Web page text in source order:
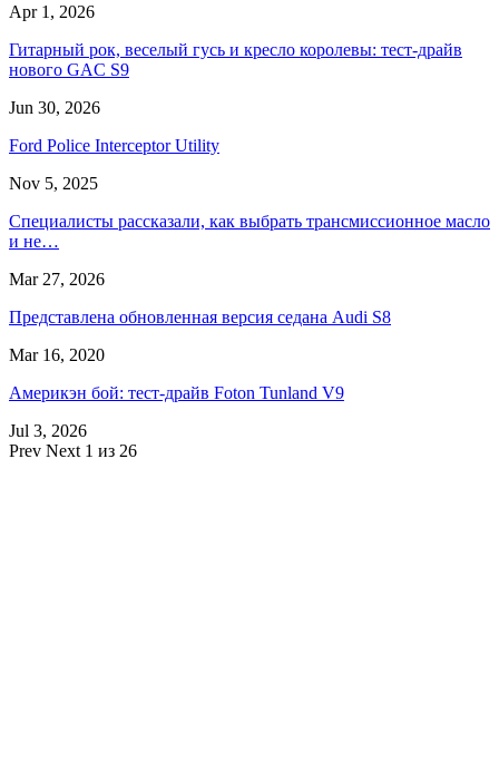
Apr 1, 2026
Гитарный рок, веселый гусь и кресло королевы: тест-драйв
нового GAC S9
Jun 30, 2026
Ford Police Interceptor Utility
Nov 5, 2025
Специалисты рассказали, как выбрать трансмиссионное масло
и не…
Mar 27, 2026
Представлена обновленная версия седана Audi S8
Mar 16, 2020
Америкэн бой: тест-драйв Foton Tunland V9
Jul 3, 2026
Prev Next 1 из 26